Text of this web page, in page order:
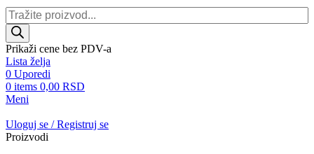
Products
search
Prikaži cene bez PDV-a
Lista želja
0 Uporedi
0 items 0,00 RSD
Meni
Uloguj se / Registruj se
Proizvodi